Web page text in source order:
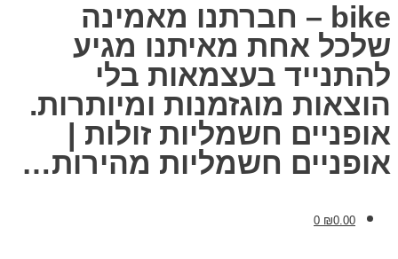
bike – חברתנו מאמינה
שלכל אחת מאיתנו מגיע
להתנייד בעצמאות בלי
הוצאות מוגזמנות ומיותרות.
אופניים חשמליות זולות |
אופניים חשמליות מהירות…
₪0.00
0